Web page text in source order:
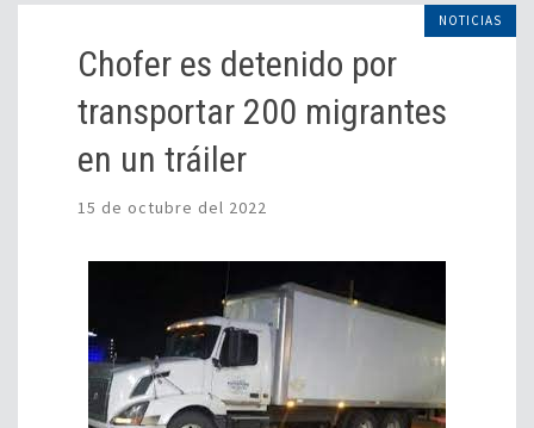
NOTICIAS
Chofer es detenido por
transportar 200 migrantes
en un tráiler
15 de octubre del 2022